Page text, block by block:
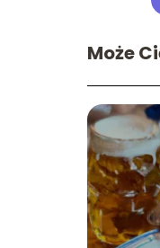
Może